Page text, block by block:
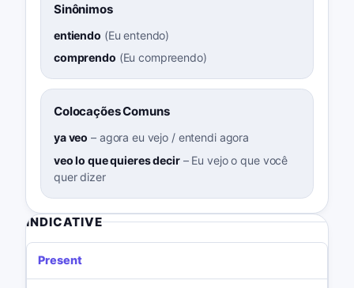
Sinônimos
entiendo (Eu entendo)
comprendo (Eu compreendo)
Colocações Comuns
ya veo – agora eu vejo / entendi agora
veo lo que quieres decir– Eu vejo o que você
quer dizer
INDICATIVE
Present